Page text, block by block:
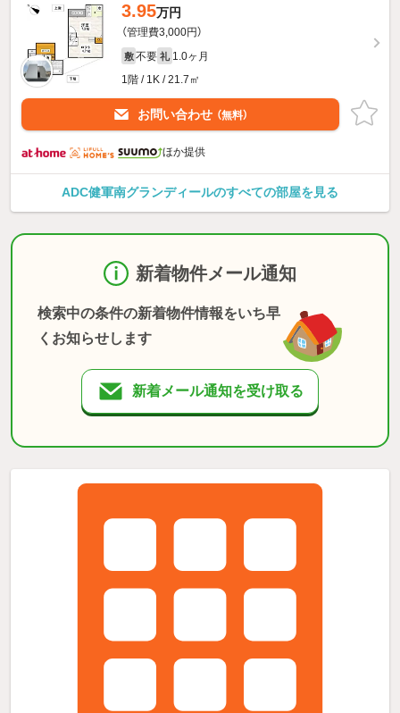
3.95万円
（管理費3,000円）
敷 不要 礼 1.0ヶ月
1階 / 1K / 21.7㎡
お問い合わせ （無料）
ほか提供
ADC健軍南グランディールのすべての部屋を見る
新着物件メール通知
検索中の条件の新着物件情報をいち早
くお知らせします
新着メール通知を受け取る